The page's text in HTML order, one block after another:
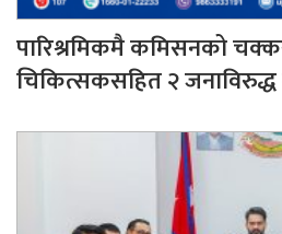
पारिश्रमिकमै कमिसनको
चिकित्सकसहित २ जनाविरुद्ध